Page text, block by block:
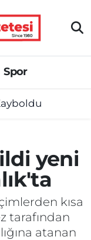
Spor
yeni
kısa
tarafından
atanan
Fikstür